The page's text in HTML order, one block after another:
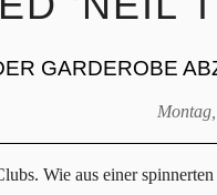
GARDEROBE
Wie aus einer